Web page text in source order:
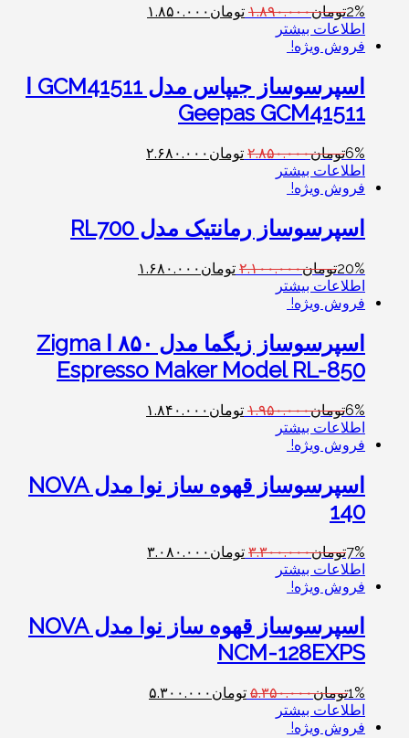
2%تومان۱.۸۹۰.۰۰۰ تومان ۱.۸۵۰.۰۰۰
اطلاعات بیشتر
فروش ویژه!
Geepas GCM41511
6%تومان۲.۸۵۰.۰۰۰ تومان ۲.۶۸۰.۰۰۰
اطلاعات بیشتر
فروش ویژه!
اسپرسوساز رمانتیک مدل RL700
20%تومان۲.۱۰۰.۰۰۰ تومان ۱.۶۸۰.۰۰۰
اطلاعات بیشتر
فروش ویژه!
اسپرسوساز زیگما مدل ۸۵۰ ا Zigma
Espresso Maker Model RL-850
6%تومان۱.۹۵۰.۰۰۰ تومان ۱.۸۴۰.۰۰۰
اطلاعات بیشتر
فروش ویژه!
اسپرسوساز قهوه ساز نوا مدل NOVA
140
7%تومان۳.۳۰۰.۰۰۰ تومان ۳.۰۸۰.۰۰۰
اطلاعات بیشتر
فروش ویژه!
اسپرسوساز قهوه ساز نوا مدل NOVA
NCM-128EXPS
1%تومان۵.۳۵۰.۰۰۰ تومان ۵.۳۰۰.۰۰۰
اطلاعات بیشتر
فروش ویژه!